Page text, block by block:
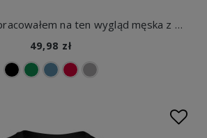
Koszulka 40 lat pracowałem na ten wygląd męska z nadrukiem
49,98 zł